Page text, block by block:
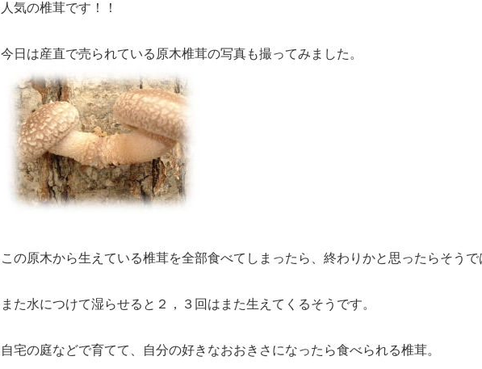
人気の椎茸です！！
今日は産直で売られている原木椎茸の写真も撮ってみました。
この原木から生えている椎茸を全部食べてしまったら、終わりかと思ったらそうで
また水につけて湿らせると２，３回はまた生えてくるそうです。
自宅の庭などで育てて、自分の好きなおおきさになったら食べられる椎茸。